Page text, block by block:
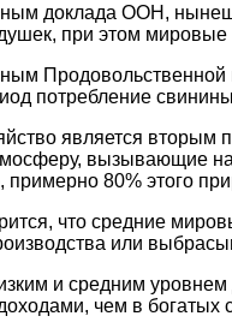
доклада ООН,
при этом мировые
Продовольственной
потребление
является вторым
вызывающие
примерно 80% этого
что средние
или
и средним
чем в богатых